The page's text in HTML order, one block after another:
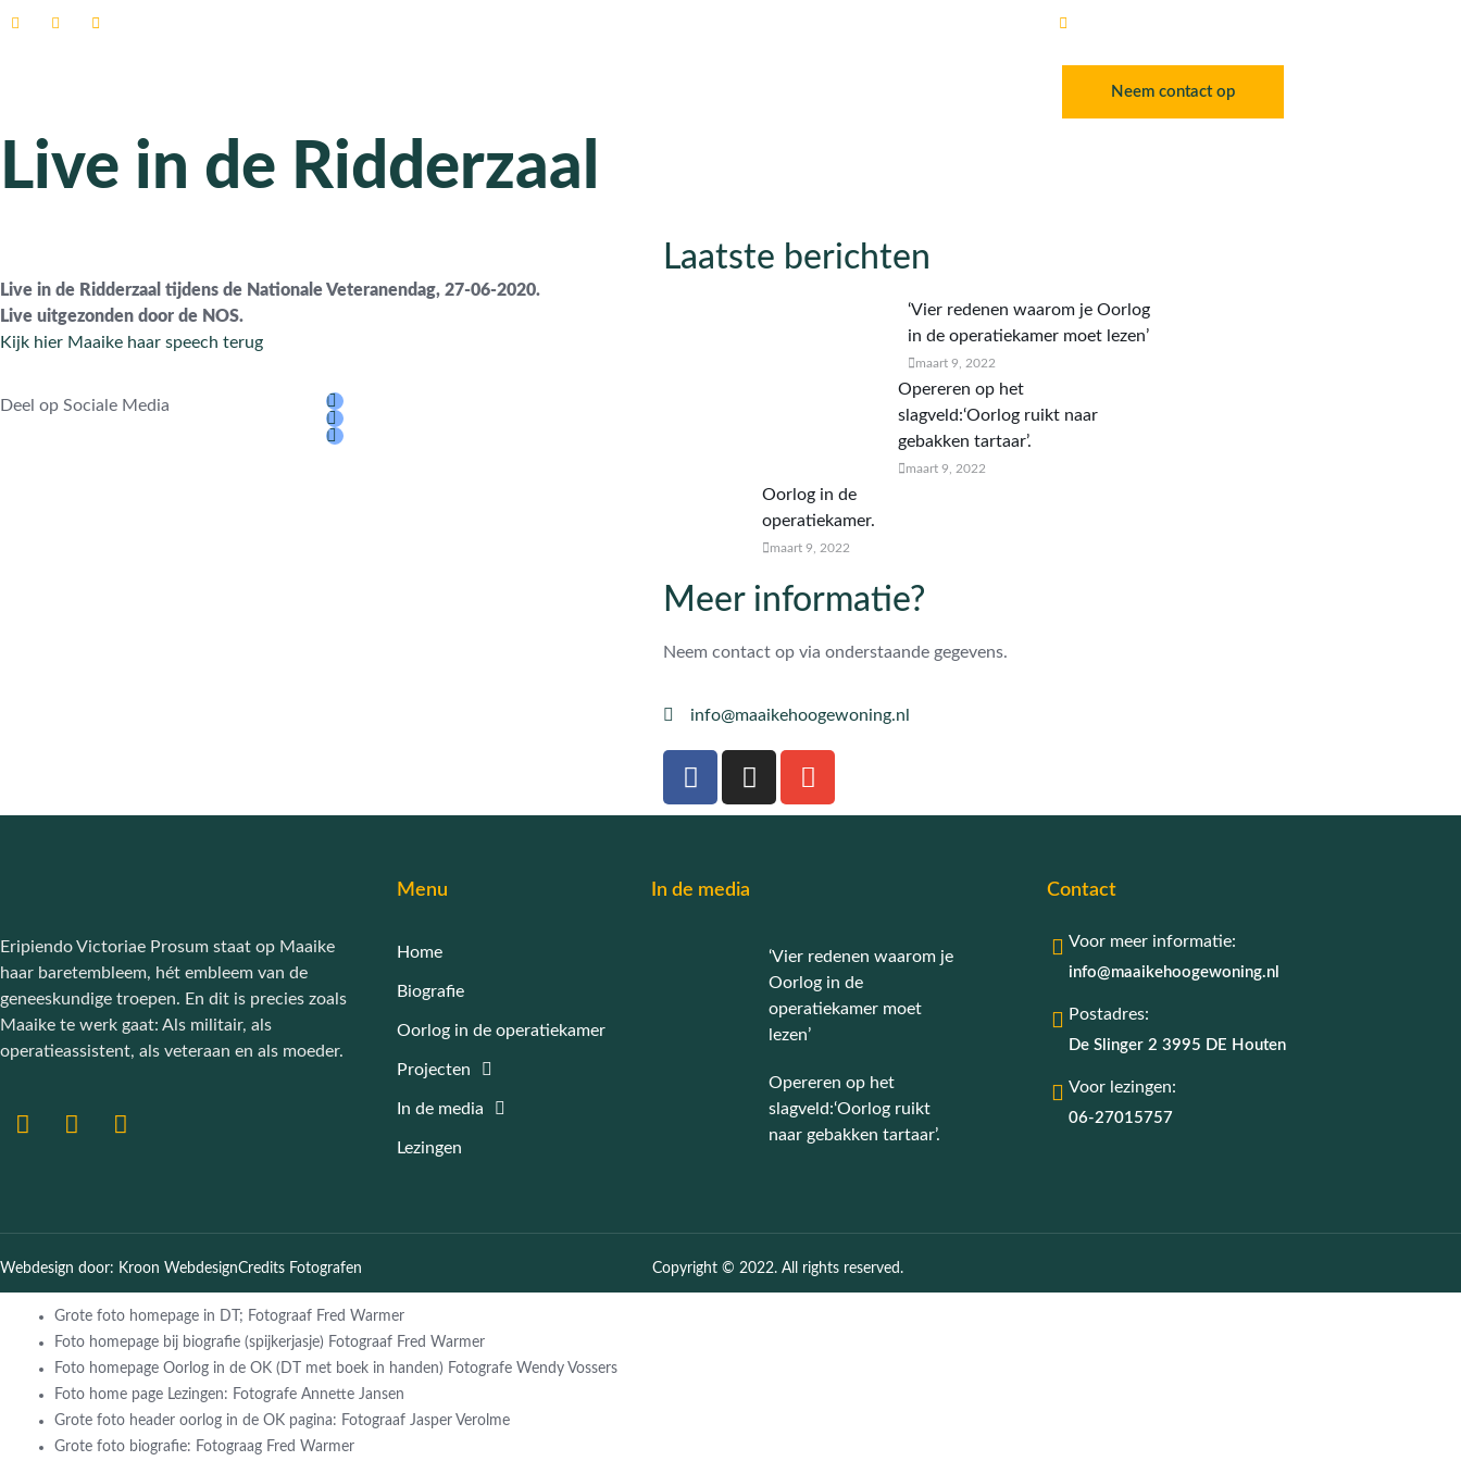
Neem contact op
Live in de Ridderzaal
Live in de Ridderzaal tijdens de Nationale Veteranendag, 27-06-2020.
Live uitgezonden door de NOS.
Kijk hier Maaike haar speech terug
Deel op Sociale Media
Laatste berichten
‘Vier redenen waarom je Oorlog
in de operatiekamer moet lezen’
maart 9, 2022
Opereren op het
slagveld:‘Oorlog ruikt naar
gebakken tartaar’.
maart 9, 2022
Oorlog in de
operatiekamer.
maart 9, 2022
Meer informatie?
Neem contact op via onderstaande gegevens.
info@maaikehoogewoning.nl
Eripiendo Victoriae Prosum staat op Maaike
haar baretembleem, hét embleem van de
geneeskundige troepen. En dit is precies zoals
Maaike te werk gaat: Als militair, als
operatieassistent, als veteraan en als moeder.
Menu
Home
Biografie
Oorlog in de operatiekamer
Projecten
In de media
Lezingen
In de media
‘Vier redenen waarom je
Oorlog in de
operatiekamer moet
lezen’
Opereren op het
slagveld:‘Oorlog ruikt
naar gebakken tartaar’.
Contact
Voor meer informatie:
info@maaikehoogewoning.nl
Postadres:
De Slinger 2 3995 DE Houten
Voor lezingen:
06-27015757
Webdesign door: Kroon WebdesignCredits Fotografen Copyright © 2022. All rights reserved.
Grote foto homepage in DT; Fotograaf Fred Warmer
Foto homepage bij biografie (spijkerjasje) Fotograaf Fred Warmer
Foto homepage Oorlog in de OK (DT met boek in handen) Fotografe Wendy Vossers
Foto home page Lezingen: Fotografe Annette Jansen
Grote foto header oorlog in de OK pagina: Fotograaf Jasper Verolme
Grote foto biografie: Fotograag Fred Warmer